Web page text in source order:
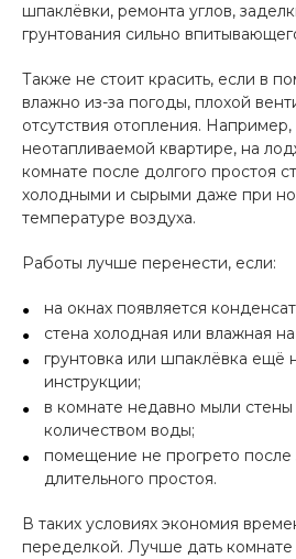
шпаклёвки, ремонта углов,
грунтования сильно
Также не стоит красить, если в
влажно из-за погоды, плохой
отсутствия отопления.
неотапливаемой квартире, на
комнате после долгого простоя
холодными и сырыми даже при
температуре воздуха.
Работы лучше перенести, если:
на окнах появляется
стена холодная или влажная
грунтовка или шпаклёвка ещё
инструкции;
в комнате недавно мыли
количеством воды;
помещение не прогрето после
длительного простоя.
В таких условиях экономия
переделкой. Лучше дать комнате